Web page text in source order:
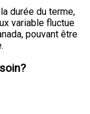
durée du terme,
variable fluctue
pouvant être